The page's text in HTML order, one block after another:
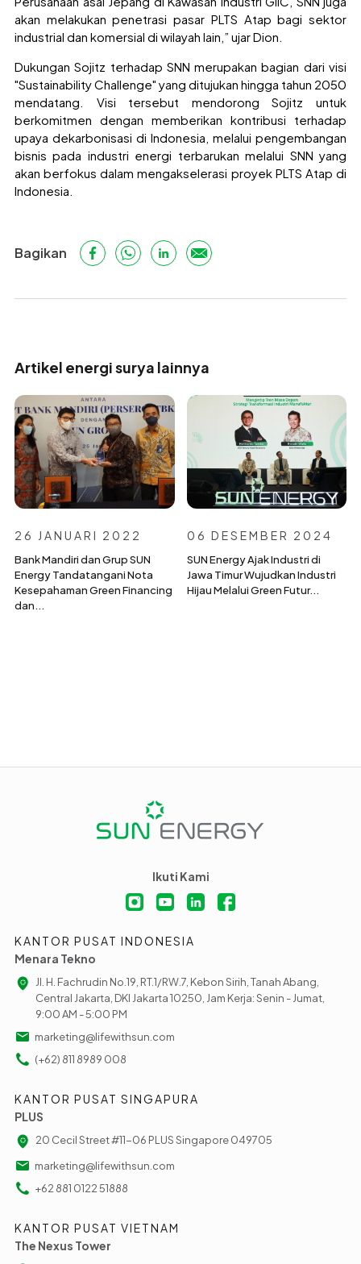
akan melakukan penetrasi pasar PLTS Atap bagi sektor
industrial dan komersial di wilayah lain,” ujar Dion.
Dukungan Sojitz terhadap SNN merupakan bagian dari visi
"Sustainability Challenge" yang ditujukan hingga tahun 2050
mendatang. Visi tersebut mendorong Sojitz untuk
berkomitmen dengan memberikan kontribusi terhadap
upaya dekarbonisasi di Indonesia, melalui pengembangan
bisnis pada industri energi terbarukan melalui SNN yang
akan berfokus dalam mengakselerasi proyek PLTS Atap di
Indonesia.
Bagikan
Artikel energi surya lainnya
26 JANUARI 2022
Bank Mandiri dan Grup SUN
Energy Tandatangani Nota
Kesepahaman Green Financing
dan...
06 DESEMBER 2024
SUN Energy Ajak Industri di
Jawa Timur Wujudkan Industri
Hijau Melalui Green Futur...
Ikuti Kami
KANTOR PUSAT INDONESIA
Menara Tekno
Jl. H. Fachrudin No.19, RT.1/RW.7, Kebon Sirih, Tanah Abang,
Central Jakarta, DKI Jakarta 10250, Jam Kerja: Senin - Jumat,
9:00 AM - 5:00 PM
marketing@lifewithsun.com
(+62) 811 8989 008
KANTOR PUSAT SINGAPURA
PLUS
20 Cecil Street #11-06 PLUS Singapore 049705
marketing@lifewithsun.com
+62 881 0122 51888
KANTOR PUSAT VIETNAM
The Nexus Tower